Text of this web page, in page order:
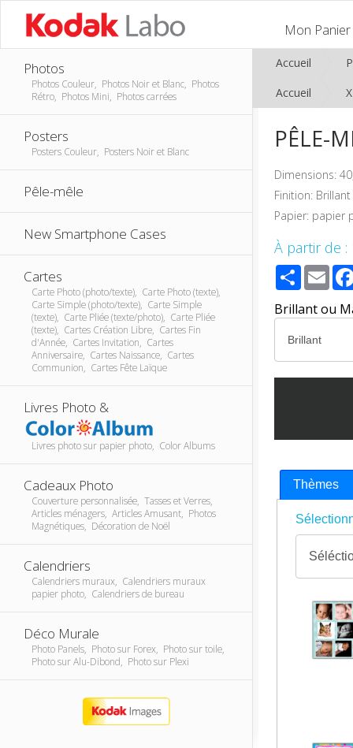
Mon Panier
Photos
Photos Couleur, Photos Noir et Blanc, Photos
Rétro, Photos Mini, Photos carrées
Posters
Posters Couleur, Posters Noir et Blanc
Pêle-mêle
New Smartphone Cases
Cartes
Carte Photo (photo/texte), Carte Photo (texte),
Carte Simple (photo/texte), Carte Simple
(texte), Carte Pliée (texte/photo), Carte Pliée
(texte), Cartes Création Libre, Cartes Fin
d'Année, Cartes Invitation, Cartes
Anniversaire, Cartes Naissance, Cartes
Communion, Cartes Fête Laïque
Livres Photo &
Livres photo sur papier photo, Color Albums
Cadeaux Photo
Couverture personnalisée, Tasses et Verres,
Articles ménagers, Articles Amusant, Photos
Magnétiques, Décoration de Noël
Calendriers
Calendriers muraux, Calendriers muraux
papier photo, Calendriers de bureau
Déco Murale
Photo Panels, Photo sur Forex, Photo sur toile,
Photo sur Alu-Dibond, Photo sur Plexi
Accueil
Accueil
PÊLE-
Dimensions:
Finition:
Papier: papier
À partir de :
Share
Brillant ou
Thèmes